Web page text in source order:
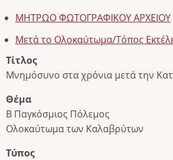
ΜΗΤΡΩΟ ΦΩΤΟΓΡΑΦΙΚΟΥ ΑΡΧΕΙΟΥ
Μετά το Ολοκαύτωμα/Τόπος
Τίτλος
Μνημόσυνο στα χρόνια μετά την
Θέμα
Β Παγκόσμιος Πόλεμος
Ολοκαύτωμα των Καλαβρύτων
Τύπος